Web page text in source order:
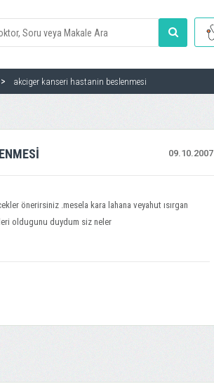
akciger kanseri hastanin beslenmesi
09.10.2007
önerirsiniz .mesela kara lahana veyahut ısırgan
oldugunu duydum siz neler